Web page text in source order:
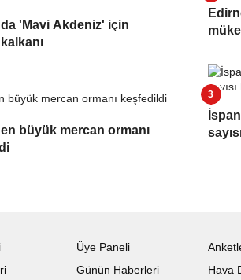
'Mavi Akdeniz' için
büyük mercan ormanı
Üye Paneli
Günün Haberleri
Hava